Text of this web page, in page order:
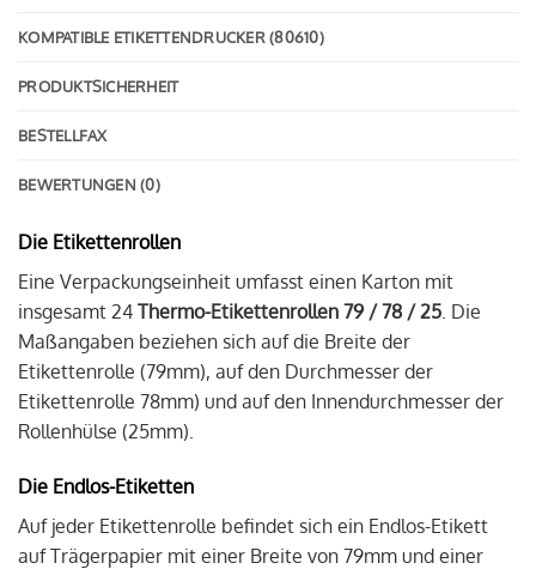
KOMPATIBLE ETIKETTENDRUCKER (80610)
PRODUKTSICHERHEIT
BESTELLFAX
BEWERTUNGEN (0)
Die Etikettenrollen
Eine Verpackungseinheit umfasst einen Karton mit
insgesamt 24 Thermo-Etikettenrollen 79 / 78 / 25. Die
Maßangaben beziehen sich auf die Breite der
Etikettenrolle (79mm), auf den Durchmesser der
Etikettenrolle 78mm) und auf den Innendurchmesser der
Rollenhülse (25mm).
Die Endlos-Etiketten
Auf jeder Etikettenrolle befindet sich ein Endlos-Etikett
auf Trägerpapier mit einer Breite von 79mm und einer